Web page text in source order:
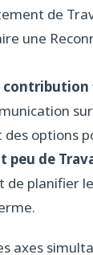
de
une
options
peu de
de planifier
axes